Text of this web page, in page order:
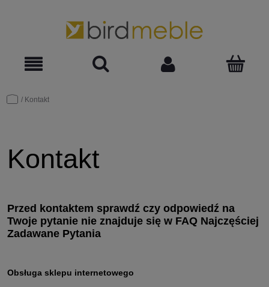
Kontakt
Kontakt
Przed kontaktem sprawdź czy odpowiedź na
Twoje pytanie nie znajduje się w FAQ Najczęściej
Zadawane Pytania
Obsługa sklepu internetowego